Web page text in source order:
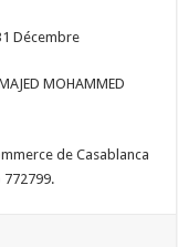
Décembre
MOHAMMED
de Casablanca
772799.